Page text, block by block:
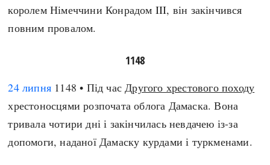
королем Німеччини Конрадом III, він закінчився
повним провалом.
1148
24 липня 1148 • Під часДругого хрестового походу
хрестоносцями розпочата облога Дамаска. Вона
тривала чотири дні і закінчилась невдачею із-за
допомоги, наданої Дамаску курдами і туркменами.